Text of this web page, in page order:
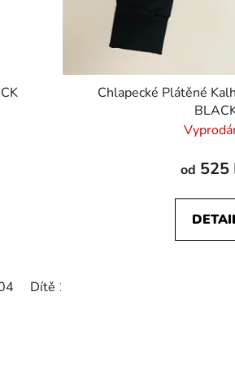
Dítě 122 - 128
Chlapecké Plátěné
od 525